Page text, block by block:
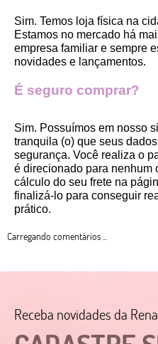
Sim. Temos loja física na
Estamos no mercado há
empresa familiar e sempre
novidades e lançamentos.
É seguro comprar?
Sim. Possuímos em nosso
tranquila (o) que seus
segurança. Você realiza o
é direcionado para nenhum
cálculo do seu frete na
finalizá-lo para conseguir
prático.
Carregando comentários ...
Receba novidades da